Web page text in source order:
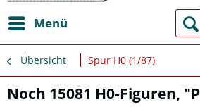
Menü
Übersicht Spur H0 (1/87)
Noch 15081 H0-Figuren,